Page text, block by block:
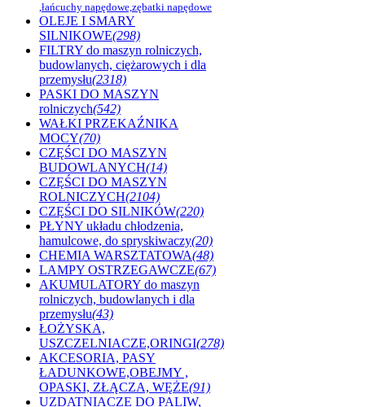
,łańcuchy napędowe,zębatki napędowe
OLEJE I SMARY
SILNIKOWE(298)
FILTRY do maszyn rolniczych,
budowlanych, ciężarowych i dla
przemysłu(2318)
PASKI DO MASZYN
rolniczych(542)
WAŁKI PRZEKAŹNIKA
MOCY(70)
CZĘŚCI DO MASZYN
BUDOWLANYCH(14)
CZĘŚCI DO MASZYN
ROLNICZYCH(2104)
CZĘŚCI DO SILNIKÓW(220)
PŁYNY układu chłodzenia,
hamulcowe, do spryskiwaczy(20)
CHEMIA WARSZTATOWA(48)
LAMPY OSTRZEGAWCZE(67)
AKUMULATORY do maszyn
rolniczych, budowlanych i dla
przemysłu(43)
ŁOŻYSKA,
USZCZELNIACZE,ORINGI(278)
AKCESORIA, PASY
ŁADUNKOWE,OBEJMY ,
OPASKI, ZŁĄCZA, WĘŻE(91)
UZDATNIACZE DO PALIW,